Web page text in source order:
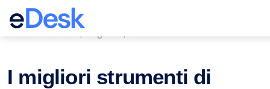
eCommerce Support Central
I migliori strumenti di